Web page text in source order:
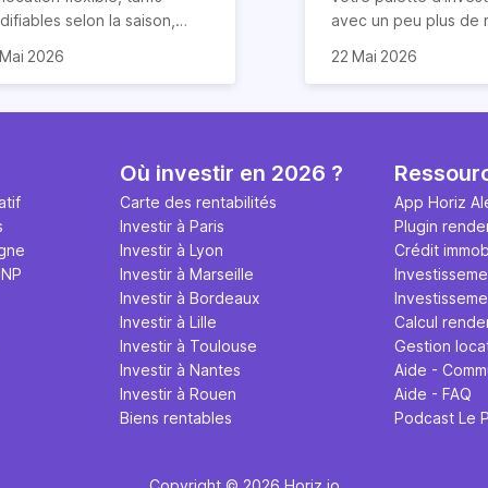
selon la saison,
de loyers… la
de nombreux
un rendement
si vous louez votre bien
sera dans ce
locatif sur Airbnb
de plusieurs facteurs :
d’occupation, frais
et qualité de
Les détails dans cet
2026
avec un peu plus de
dans l’immobilier ou
Durée) peut être
de la location
condition de
compte quelques
et surtout, à
pas tout miser
nous y reviendrons.
4 conseils précieux
réussir votre
location Airbnb !
22 Mai 2026
Où investir en 2026 ?
Carte des rentabilités
Investir à Paris
Investir à Lyon
Investir à Marseille
Investir à Bordeaux
Investir à Lille
Investir à Toulouse
Investir à Nantes
Investir à Rouen
Biens rentables
App Horiz
Plugin
Crédit
Calcul
Gestion
Aide -
Aide - FAQ
Podcast Le